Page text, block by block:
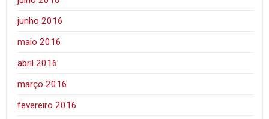
junho 2016
maio 2016
abril 2016
março 2016
fevereiro 2016